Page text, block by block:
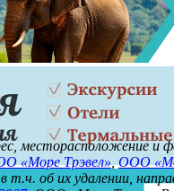
месторасположение и
«Море Трэвел»,ООО
т.ч. об их удалении,